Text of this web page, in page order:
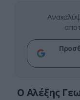
Ο Αλέξης